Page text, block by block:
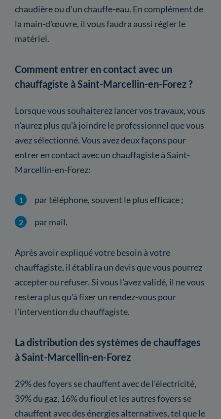
chaudière ou d'un chauffe-eau. En complément de
la main-d'œuvre, il vous faudra aussi régler le
matériel.
Comment entrer en contact avec un
chauffagiste à Saint-Marcellin-en-Forez ?
Lorsque vous souhaiterez lancer vos travaux, vous
n'aurez plus qu'à joindre le professionnel que vous
avez sélectionné. Vous avez deux façons pour
entrer en contact avec un chauffagiste à Saint-
Marcellin-en-Forez:
par téléphone, souvent le plus efficace ;
par mail.
Après avoir expliqué votre besoin à votre
chauffagiste, il établira un devis que vous pourrez
accepter ou refuser. Si vous l'avez validé, il ne vous
restera plus qu'à fixer un rendez-vous pour
l'intervention du chauffagiste.
La distribution des systèmes de chauffages
à Saint-Marcellin-en-Forez
29% des foyers se chauffent avec de l'électricité,
39% du gaz, 16% du fioul et les autres foyers se
chauffent avec des énergies alternatives, tel que le